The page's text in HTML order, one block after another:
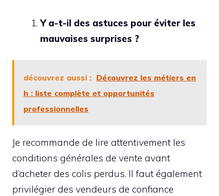
Y a-t-il des astuces pour éviter les
mauvaises surprises ?
découvrez aussi : Découvrez les métiers en
h : liste complète et opportunités
professionnelles
Je recommande de lire attentivement les
conditions générales de vente avant
d’acheter des colis perdus. Il faut également
privilégier des vendeurs de confiance